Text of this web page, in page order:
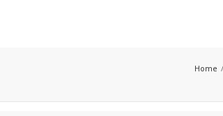
Home